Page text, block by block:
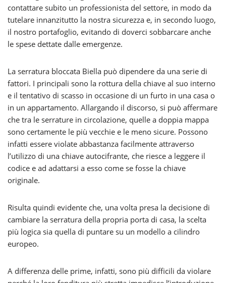
contattare subito un professionista del settore, in modo da
tutelare innanzitutto la nostra sicurezza e, in secondo luogo,
il nostro portafoglio, evitando di doverci sobbarcare anche
le spese dettate dalle emergenze.
La serratura bloccata Biella può dipendere da una serie di
fattori. I principali sono la rottura della chiave al suo interno
e il tentativo di scasso in occasione di un furto in una casa o
in un appartamento. Allargando il discorso, si può affermare
che tra le serrature in circolazione, quelle a doppia mappa
sono certamente le più vecchie e le meno sicure. Possono
infatti essere violate abbastanza facilmente attraverso
l’utilizzo di una chiave autocifrante, che riesce a leggere il
codice e ad adattarsi a esso come se fosse la chiave
originale.
Risulta quindi evidente che, una volta presa la decisione di
cambiare la serratura della propria porta di casa, la scelta
più logica sia quella di puntare su un modello a cilindro
europeo.
A differenza delle prime, infatti, sono più difficili da violare